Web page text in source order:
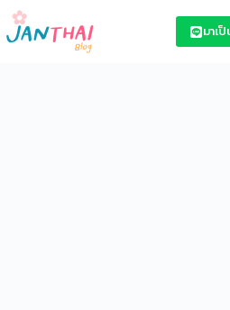
Skip
content
มาเ